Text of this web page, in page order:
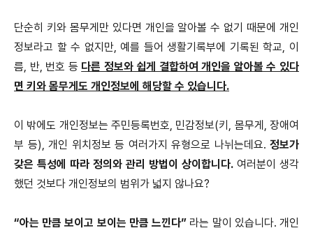
단순히 키와 몸무게만 있다면 개인을 알아볼 수 없기 때문에 개인
정보라고 할 수 없지만, 예를 들어 생활기록부에 기록된 학교, 이
름, 반, 번호 등 다른 정보와 쉽게 결합하여 개인을 알아볼 수 있다
면 키와 몸무게도 개인정보에 해당할 수 있습니다.
이 밖에도 개인정보는 주민등록번호, 민감정보(키, 몸무게, 장애여
부 등), 개인 위치정보 등 여러가지 유형으로 나뉘는데요. 정보가
갖은 특성에 따라 정의와 관리 방법이 상이합니다. 여러분이 생각
했던 것보다 개인정보의 범위가 넓지 않나요?
“아는 만큼 보이고 보이는 만큼 느낀다” 라는 말이 있습니다. 개인